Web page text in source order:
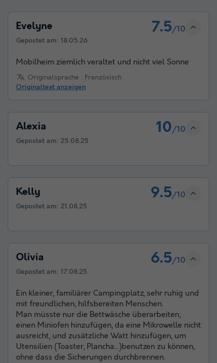
Evelyne 7.5/10
Gepostet am: 18.05.26
Mobilheim ziemlich veraltet und nicht viel Sonne
Originalsprache : Französisch
Originaltext anzeigen
Alexia 10/10
Gepostet am: 25.08.25
Kelly 9.5/10
Gepostet am: 21.08.25
Olivia 6.5/10
Gepostet am: 17.08.25
Ein kleiner, familiärer Campingplatz, sehr ruhig und
mit freundlichen, hilfsbereiten Menschen.
Man müsste nur die Bettwäsche überarbeiten,
einen Miniofen hinzufügen, da eine Mikrowelle nicht
ausreicht, und zusätzliche Watt hinzufügen, um
Utensilien (Toaster, Plancha...)benutzen zu können,
ohne dass die Sicherungen durchbrennen.